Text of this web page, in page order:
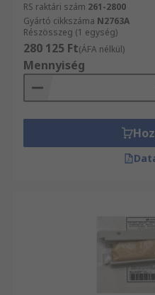
RS raktári szám 261-2800
Gyártó cikkszáma N2763A
Részösszeg (1 egység)
280 125 Ft(ÁFA nélkül)
Mennyiség